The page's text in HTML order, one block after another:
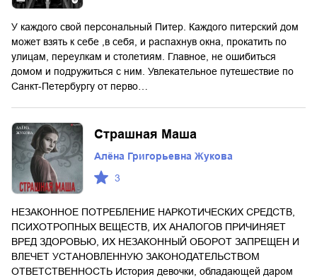
У каждого свой персональный Питер. Каждого питерский дом
может взять к себе ,в себя, и распахнув окна, прокатить по
улицам, переулкам и столетиям. Главное, не ошибиться
домом и подружиться с ним. Увлекательное путешествие по
Санкт-Петербургу от перво…
Страшная Маша
Алёна Григорьевна Жукова
3
НЕЗАКОННОЕ ПОТРЕБЛЕНИЕ НАРКОТИЧЕСКИХ СРЕДСТВ,
ПСИХОТРОПНЫХ ВЕЩЕСТВ, ИХ АНАЛОГОВ ПРИЧИНЯЕТ
ВРЕД ЗДОРОВЬЮ, ИХ НЕЗАКОННЫЙ ОБОРОТ ЗАПРЕЩЕН И
ВЛЕЧЕТ УСТАНОВЛЕННУЮ ЗАКОНОДАТЕЛЬСТВОМ
ОТВЕТСТВЕННОСТЬ История девочки, обладающей даром